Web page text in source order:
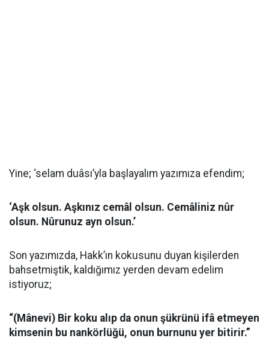
Yine; ‘selam duâsı’yla başlayalım yazımıza efendim;
‘Aşk olsun. Aşkınız cemâl olsun. Cemâliniz nûr
olsun. Nûrunuz ayn olsun.’
Son yazımızda, Hakk’ın kokusunu duyan kişilerden
bahsetmiştik, kaldığımız yerden devam edelim
istiyoruz;
“(Mânevi) Bir koku alıp da onun şükrünü ifâ etmeyen
kimsenin bu nankörlüğü, onun burnunu yer bitirir.”